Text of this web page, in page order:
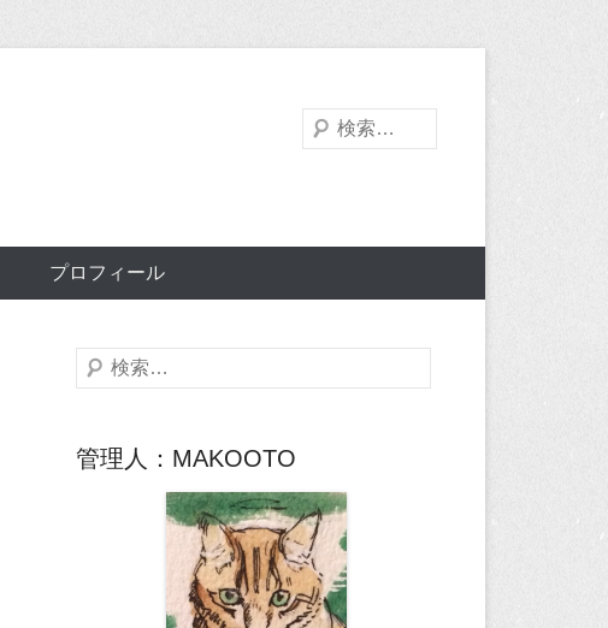
検
索
プロフィール
検
管理人：MAKOOTO